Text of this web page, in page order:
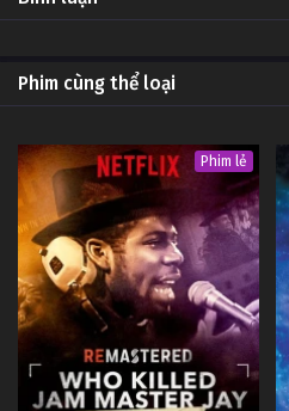
Phim cùng thể loại
Phim lẻ